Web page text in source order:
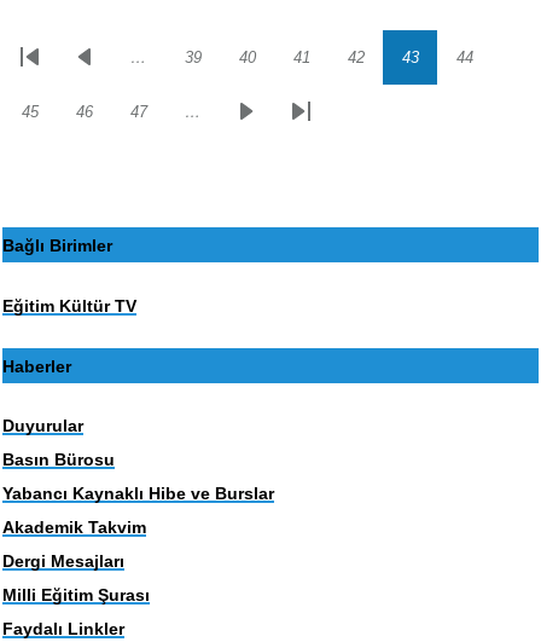
Sayfalama
İlk
Önceki… Sayfa
39 Sayfa
40 Sayfa
41 Sayfa
42 Sayfa
43 Sayfa
44
Sayfa
45 Sayfa
46 Sayfa
47 …
SonrakiSon
Bağlı Birimler
Eğitim Kültür TV
Haberler
Duyurular
Basın Bürosu
Yabancı Kaynaklı Hibe ve Burslar
Akademik Takvim
Dergi Mesajları
Milli Eğitim Şurası
Faydalı Linkler